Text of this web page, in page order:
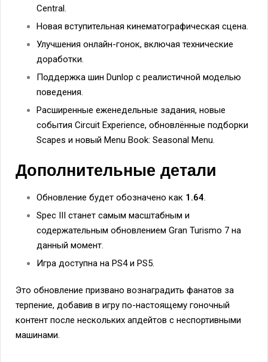
Central.
Новая вступительная кинематографическая сцена.
Улучшения онлайн-гонок, включая технические
доработки.
Поддержка шин Dunlop с реалистичной моделью
поведения.
Расширенные еженедельные задания, новые
события Circuit Experience, обновлённые подборки
Scapes и новый Menu Book: Seasonal Menu.
Дополнительные детали
Обновление будет обозначено как 1.64.
Spec III станет самым масштабным и
содержательным обновлением Gran Turismo 7 на
данный момент.
Игра доступна на PS4 и PS5.
Это обновление призвано вознаградить фанатов за
терпение, добавив в игру по-настоящему гоночный
контент после нескольких апдейтов с неспортивными
машинами.